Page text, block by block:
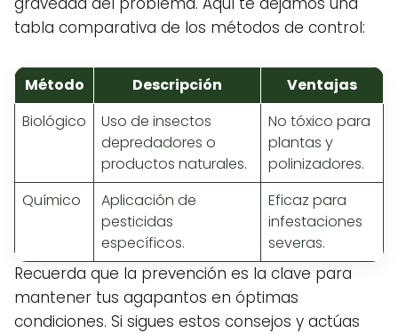
tabla comparativa de los métodos de control:
Método Descripción
Ventajas
Biológico
Uso de insectos
depredadores o
productos naturales.
No tóxico para
plantas y
polinizadores.
Químico
Aplicación de
pesticidas
específicos.
Eficaz para
infestaciones
severas.
Recuerda que la prevención es la clave para
mantener tus agapantos en óptimas
condiciones. Si sigues estos consejos y actúas